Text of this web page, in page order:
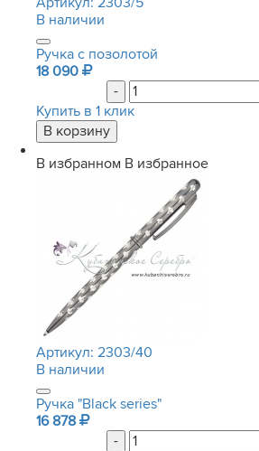
В наличии
Ручка с позолотой
18 090
-
Купить в 1 клик
В избранном В избранное
Артикул: 2303/40
В наличии
Ручка "Black series"
16 878
-